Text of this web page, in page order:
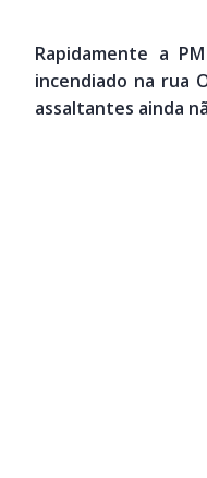
Rapidamente a
incendiado na rua
assaltantes ainda